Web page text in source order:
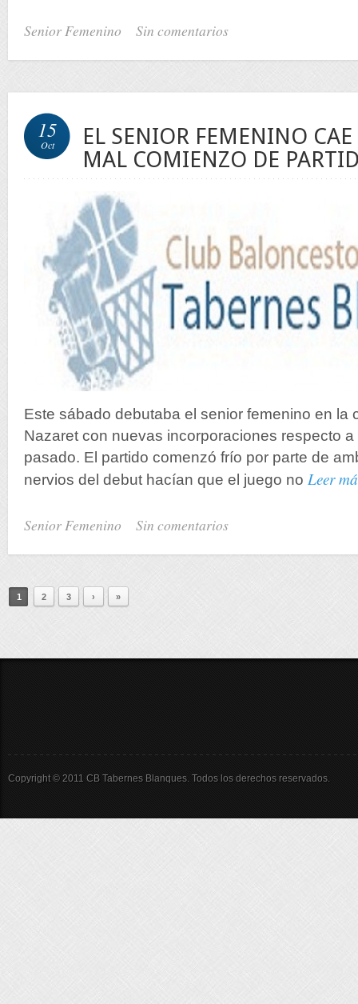
Senior Femenino Sin comentarios
15
Oct
EL SENIOR FEMENINO
MAL COMIENZO DE
Este sábado debutaba el senior femenino en la
Nazaret con nuevas incorporaciones respecto
pasado. El partido comenzó frío por parte de
nervios del debut hacían que el juego no Leer
Senior Femenino Sin comentarios
1 2 3 › »
Copyright © 2011 CB Tabernes Blanques. Todos los derechos reservados.